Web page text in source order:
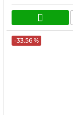
-33.56 %